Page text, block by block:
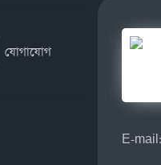
যোগাযোগ
E-mail: